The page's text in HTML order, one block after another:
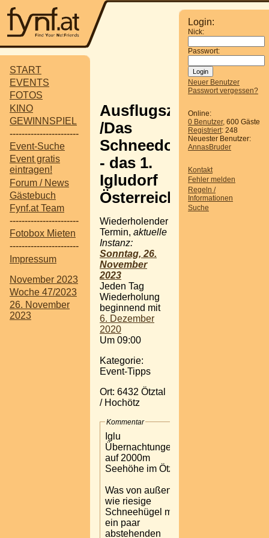
START
EVENTS
FOTOS
KINO
GEWINNSPIEL
-----------------------
Event-Suche
Event gratis
eintragen!
Forum / News
Gästebuch
Fynf.at Team
-----------------------
Fotobox Mieten
-----------------------
Impressum
November 2023
Woche 47/2023
26. November
2023
Login:
Nick:
Passwort:
Neuer Benutzer
Passwort vergessen?
Online:
0 Benutzer, 600 Gäste
Registriert: 248
Neuester Benutzer:
AnnasBruder
Kontakt
Fehler melden
Regeln /
Informationen
Suche
Ausflugsziel
/Das
Schneedorf
- das 1.
Igludorf
Österreichs
Wiederholender
Termin, aktuelle
Instanz:
Sonntag, 26.
November
2023
Jeden Tag
Wiederholung
beginnend mit
6. Dezember
2020
Um 09:00
Kategorie:
Event-Tipps
Ort: 6432 Ötztal
/ Hochötz
Kommentar
Iglu
Übernachtungen
auf 2000m
Seehöhe im Ötztal.
Was von außen
wie riesige
Schneehügel mit
ein paar
abstehenden